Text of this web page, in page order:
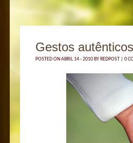
Gestos autênticos
POSTED ON ABRIL 14 - 2010 BY REDPOST 0